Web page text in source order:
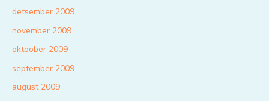
detsember 2009
november 2009
oktoober 2009
september 2009
august 2009